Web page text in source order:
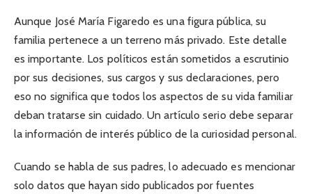
Aunque José María Figaredo es una figura pública, su
familia pertenece a un terreno más privado. Este detalle
es importante. Los políticos están sometidos a escrutinio
por sus decisiones, sus cargos y sus declaraciones, pero
eso no significa que todos los aspectos de su vida familiar
deban tratarse sin cuidado. Un artículo serio debe separar
la información de interés público de la curiosidad personal.
Cuando se habla de sus padres, lo adecuado es mencionar
solo datos que hayan sido publicados por fuentes